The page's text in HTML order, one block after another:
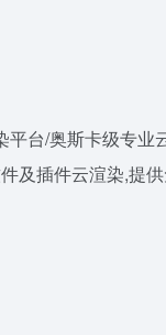
台/奥斯卡级专业
及插件云渲染,提